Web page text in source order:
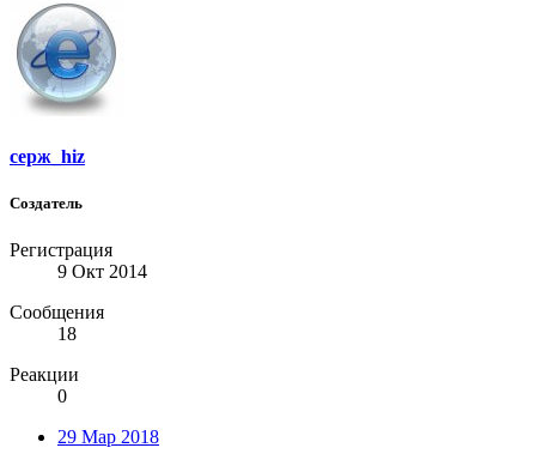
серж_hiz
Создатель
Регистрация
9 Окт 2014
Сообщения
18
Реакции
0
29 Мар 2018